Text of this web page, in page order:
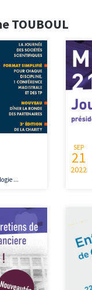
TOUBOUL
...
SEP
21
2022